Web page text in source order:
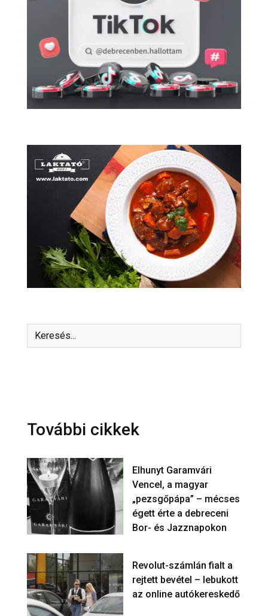
További cikkek
Elhunyt Garamvári
Vencel, a magyar
„pezsgőpápa” – mécses
égett érte a debreceni
Bor- és Jazznapokon
Revolut-számlán fialt a
rejtett bevétel – lebukott
az online autókereskedő